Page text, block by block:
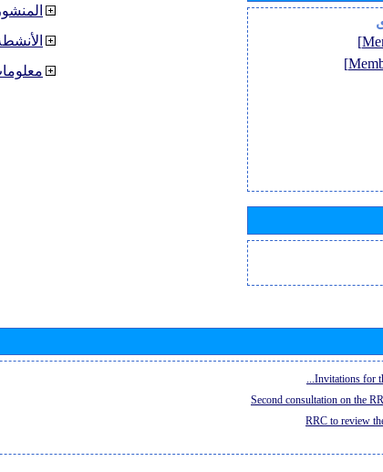
Invitations for
Second consultation on the
RRC to review